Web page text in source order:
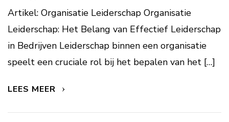
Artikel: Organisatie Leiderschap Organisatie
Leiderschap: Het Belang van Effectief Leiderschap
in Bedrijven Leiderschap binnen een organisatie
speelt een cruciale rol bij het bepalen van het […]
LEES MEER